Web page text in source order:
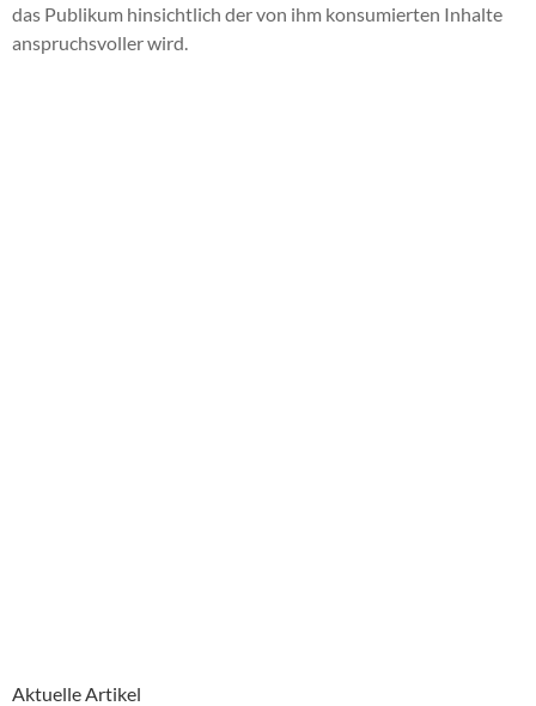
das Publikum hinsichtlich der von ihm konsumierten Inhalte
anspruchsvoller wird.
Aktuelle Artikel